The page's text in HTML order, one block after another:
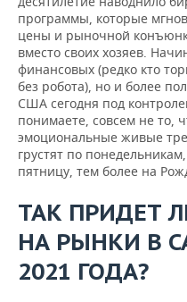
программы, которые
цены и рыночной
вместо своих хозяев.
финансовых (редко кто
без робота), но и более
США сегодня под
понимаете, совсем не то,
эмоциональные живые
грустят по
пятницу, тем более на
ТАК ПРИДЕТ
НА РЫНКИ В
2021 ГОДА?